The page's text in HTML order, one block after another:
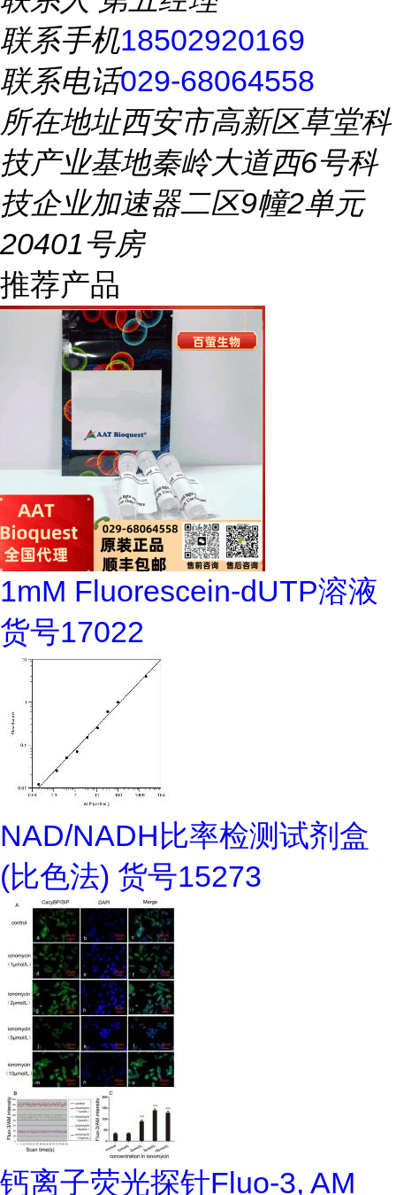
联系手机18502920169
联系电话029-68064558
所在地址西安市高新区草堂科
技产业基地秦岭大道西6号科
技企业加速器二区9幢2单元
20401号房
推荐产品
1mM Fluorescein-dUTP溶液
货号17022
NAD/NADH比率检测试剂盒
(比色法) 货号15273
钙离子荧光探针Fluo-3, AM